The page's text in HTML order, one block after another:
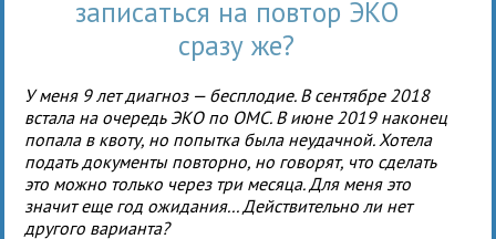
записаться на повтор ЭКО
сразу же?
У меня 9 лет диагноз — бесплодие. В сентябре 2018
встала на очередь ЭКО по ОМС. В июне 2019 наконец
попала в квоту, но попытка была неудачной. Хотела
подать документы повторно, но говорят, что сделать
это можно только через три месяца. Для меня это
значит еще год ожидания... Действительно ли нет
другого варианта?